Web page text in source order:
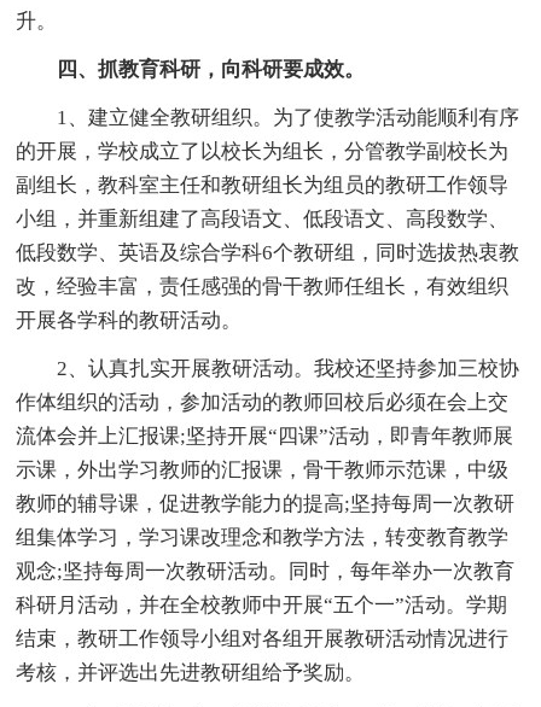
升。
四、抓教育科研，向科研要成效。
1、建立健全教研组织。为了使教学活动能顺利有序
的开展，学校成立了以校长为组长，分管教学副校长为
副组长，教科室主任和教研组长为组员的教研工作领导
小组，并重新组建了高段语文、低段语文、高段数学、
低段数学、英语及综合学科6个教研组，同时选拔热衷教
改，经验丰富，责任感强的骨干教师任组长，有效组织
开展各学科的教研活动。
2、认真扎实开展教研活动。我校还坚持参加三校协
作体组织的活动，参加活动的教师回校后必须在会上交
流体会并上汇报课;坚持开展“四课”活动，即青年教师展
示课，外出学习教师的汇报课，骨干教师示范课，中级
教师的辅导课，促进教学能力的提高;坚持每周一次教研
组集体学习，学习课改理念和教学方法，转变教育教学
观念;坚持每周一次教研活动。同时，每年举办一次教育
科研月活动，并在全校教师中开展“五个一”活动。学期
结束，教研工作领导小组对各组开展教研活动情况进行
考核，并评选出先进教研组给予奖励。